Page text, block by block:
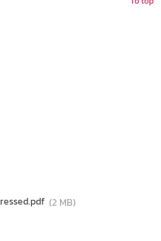
(2 MB)